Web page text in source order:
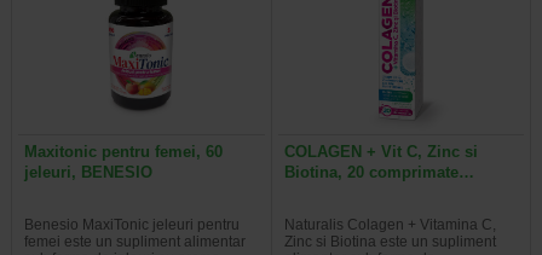
Maxitonic pentru femei, 60
jeleuri, BENESIO
Benesio MaxiTonic jeleuri pentru
femei este un supliment alimentar
COLAGEN + Vit C, Zinc si
Biotina, 20 comprimate…
Naturalis Colagen + Vitamina C,
Zinc si Biotina este un supliment